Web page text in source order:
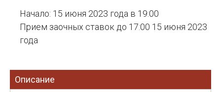
Начало: 15 июня 2023 года в 19:00
Прием заочных ставок до 17:00 15 июня 2023
года
Описание